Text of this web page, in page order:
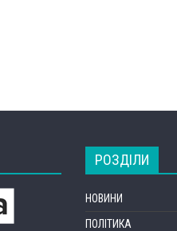
РОЗДІЛИ
НОВИНИ
ПОЛІТИКА